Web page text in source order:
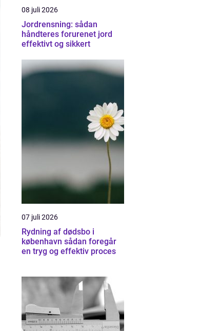
08 juli 2026
Jordrensning: sådan
håndteres forurenet jord
effektivt og sikkert
07 juli 2026
Rydning af dødsbo i
københavn sådan foregår
en tryg og effektiv proces